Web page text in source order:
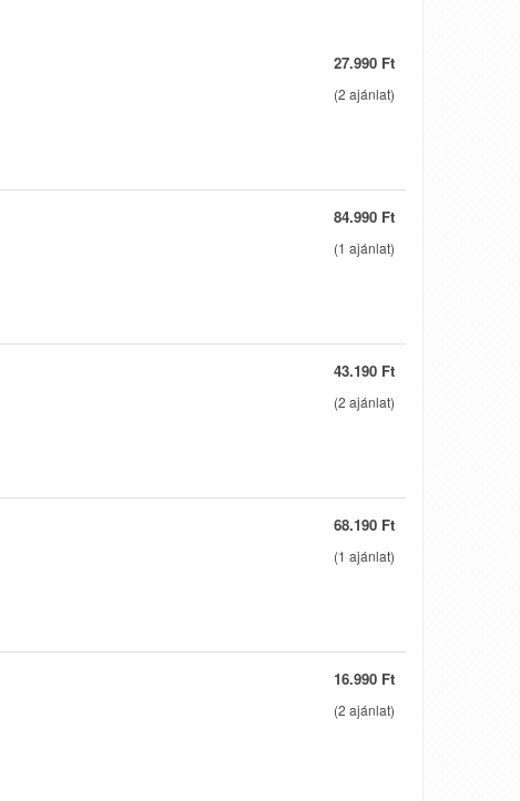
27.990 Ft
(2 ajánlat)
84.990 Ft
(1 ajánlat)
43.190 Ft
(2 ajánlat)
68.190 Ft
(1 ajánlat)
16.990 Ft
(2 ajánlat)